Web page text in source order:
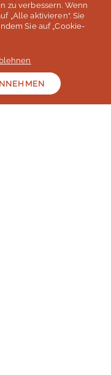
zu verbessern. Wenn
„Alle aktivieren“. Sie
Sie auf „Cookie-